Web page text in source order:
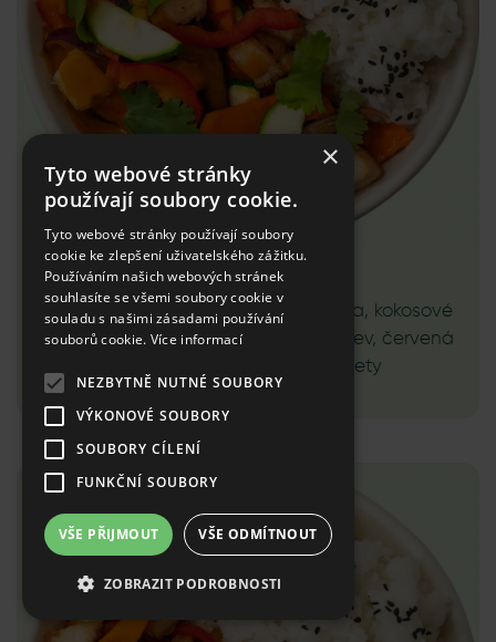
2.B Red curry - Krevety
Jasmínová rýže, červená curry pasta, kokosové
mléko, červená paprika, cuketa, mrkev, červená
cibule, koriandr, sezam, krevety
×
Tyto webové stránky
používají soubory cookie.
Tyto webové stránky používají soubory
cookie ke zlepšení uživatelského zážitku.
Používáním našich webových stránek
souhlasíte se všemi soubory cookie v
souladu s našimi zásadami používání
souborů cookie. Více informací
NEZBYTNĚ NUTNÉ SOUBORY
VÝKONOVÉ SOUBORY
SOUBORY CÍLENÍ
FUNKČNÍ SOUBORY
VŠE PŘIJMOUT VŠE ODMÍTNOUT
ZOBRAZIT PODROBNOSTI